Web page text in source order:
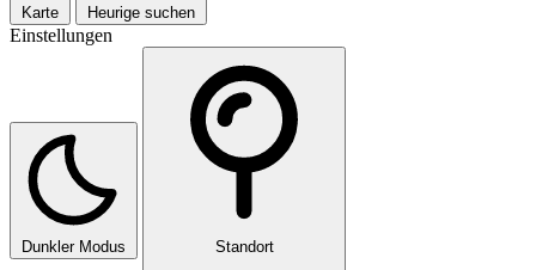
Karte Heurige suchen
Einstellungen
Dunkler Modus
Standort